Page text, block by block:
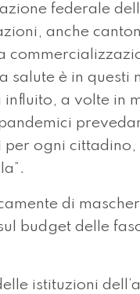
federale
anche
salute è in questi
a volte in
per ogni
di
budget delle
istituzioni